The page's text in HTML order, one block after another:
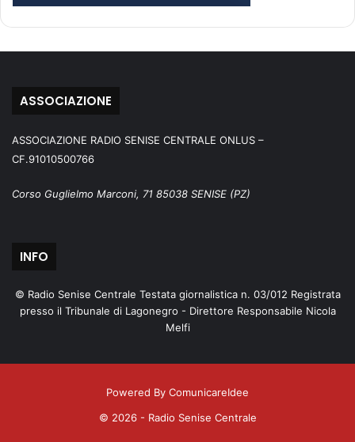
ASSOCIAZIONE
ASSOCIAZIONE RADIO SENISE CENTRALE ONLUS –
CF.91010500766
Corso Guglielmo Marconi, 71 85038 SENISE (PZ)
INFO
© Radio Senise Centrale Testata giornalistica n. 03/012 Registrata
presso il Tribunale di Lagonegro - Direttore Responsabile Nicola
Melfi
Powered By ComunicareIdee
© 2026 - Radio Senise Centrale